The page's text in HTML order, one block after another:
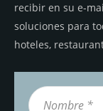
recibir en su e-
soluciones para
hoteles,